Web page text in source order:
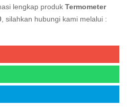
lengkap produk Termometer
, silahkan hubungi kami melalui :